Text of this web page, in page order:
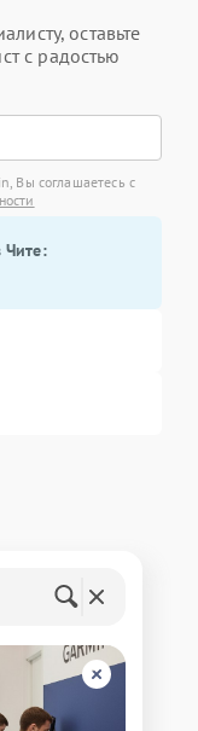
оставьте
с радостью
Вы соглашаетесь с
Чите: